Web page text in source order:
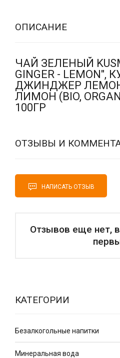
ОПИСАНИЕ
ЧАЙ ЗЕЛЕНЫЙ
GINGER - LEMON",
ДЖИНДЖЕР
ЛИМОН (BIO,
100ГР
ОТЗЫВЫ И
НАПИСАТЬ ОТЗЫВ
Отзывов еще нет,
КАТЕГОРИИ
Безалкогольные напитки
Минеральная вода